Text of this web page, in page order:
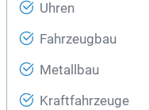
Uhren
Fahrzeugbau
Metallbau
Kraftfahrzeuge